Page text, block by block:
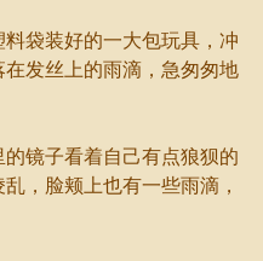
袋装好的一大包玩具，冲
发丝上的雨滴，急匆匆地
镜子看着自己有点狼狈的
，脸颊上也有一些雨滴，